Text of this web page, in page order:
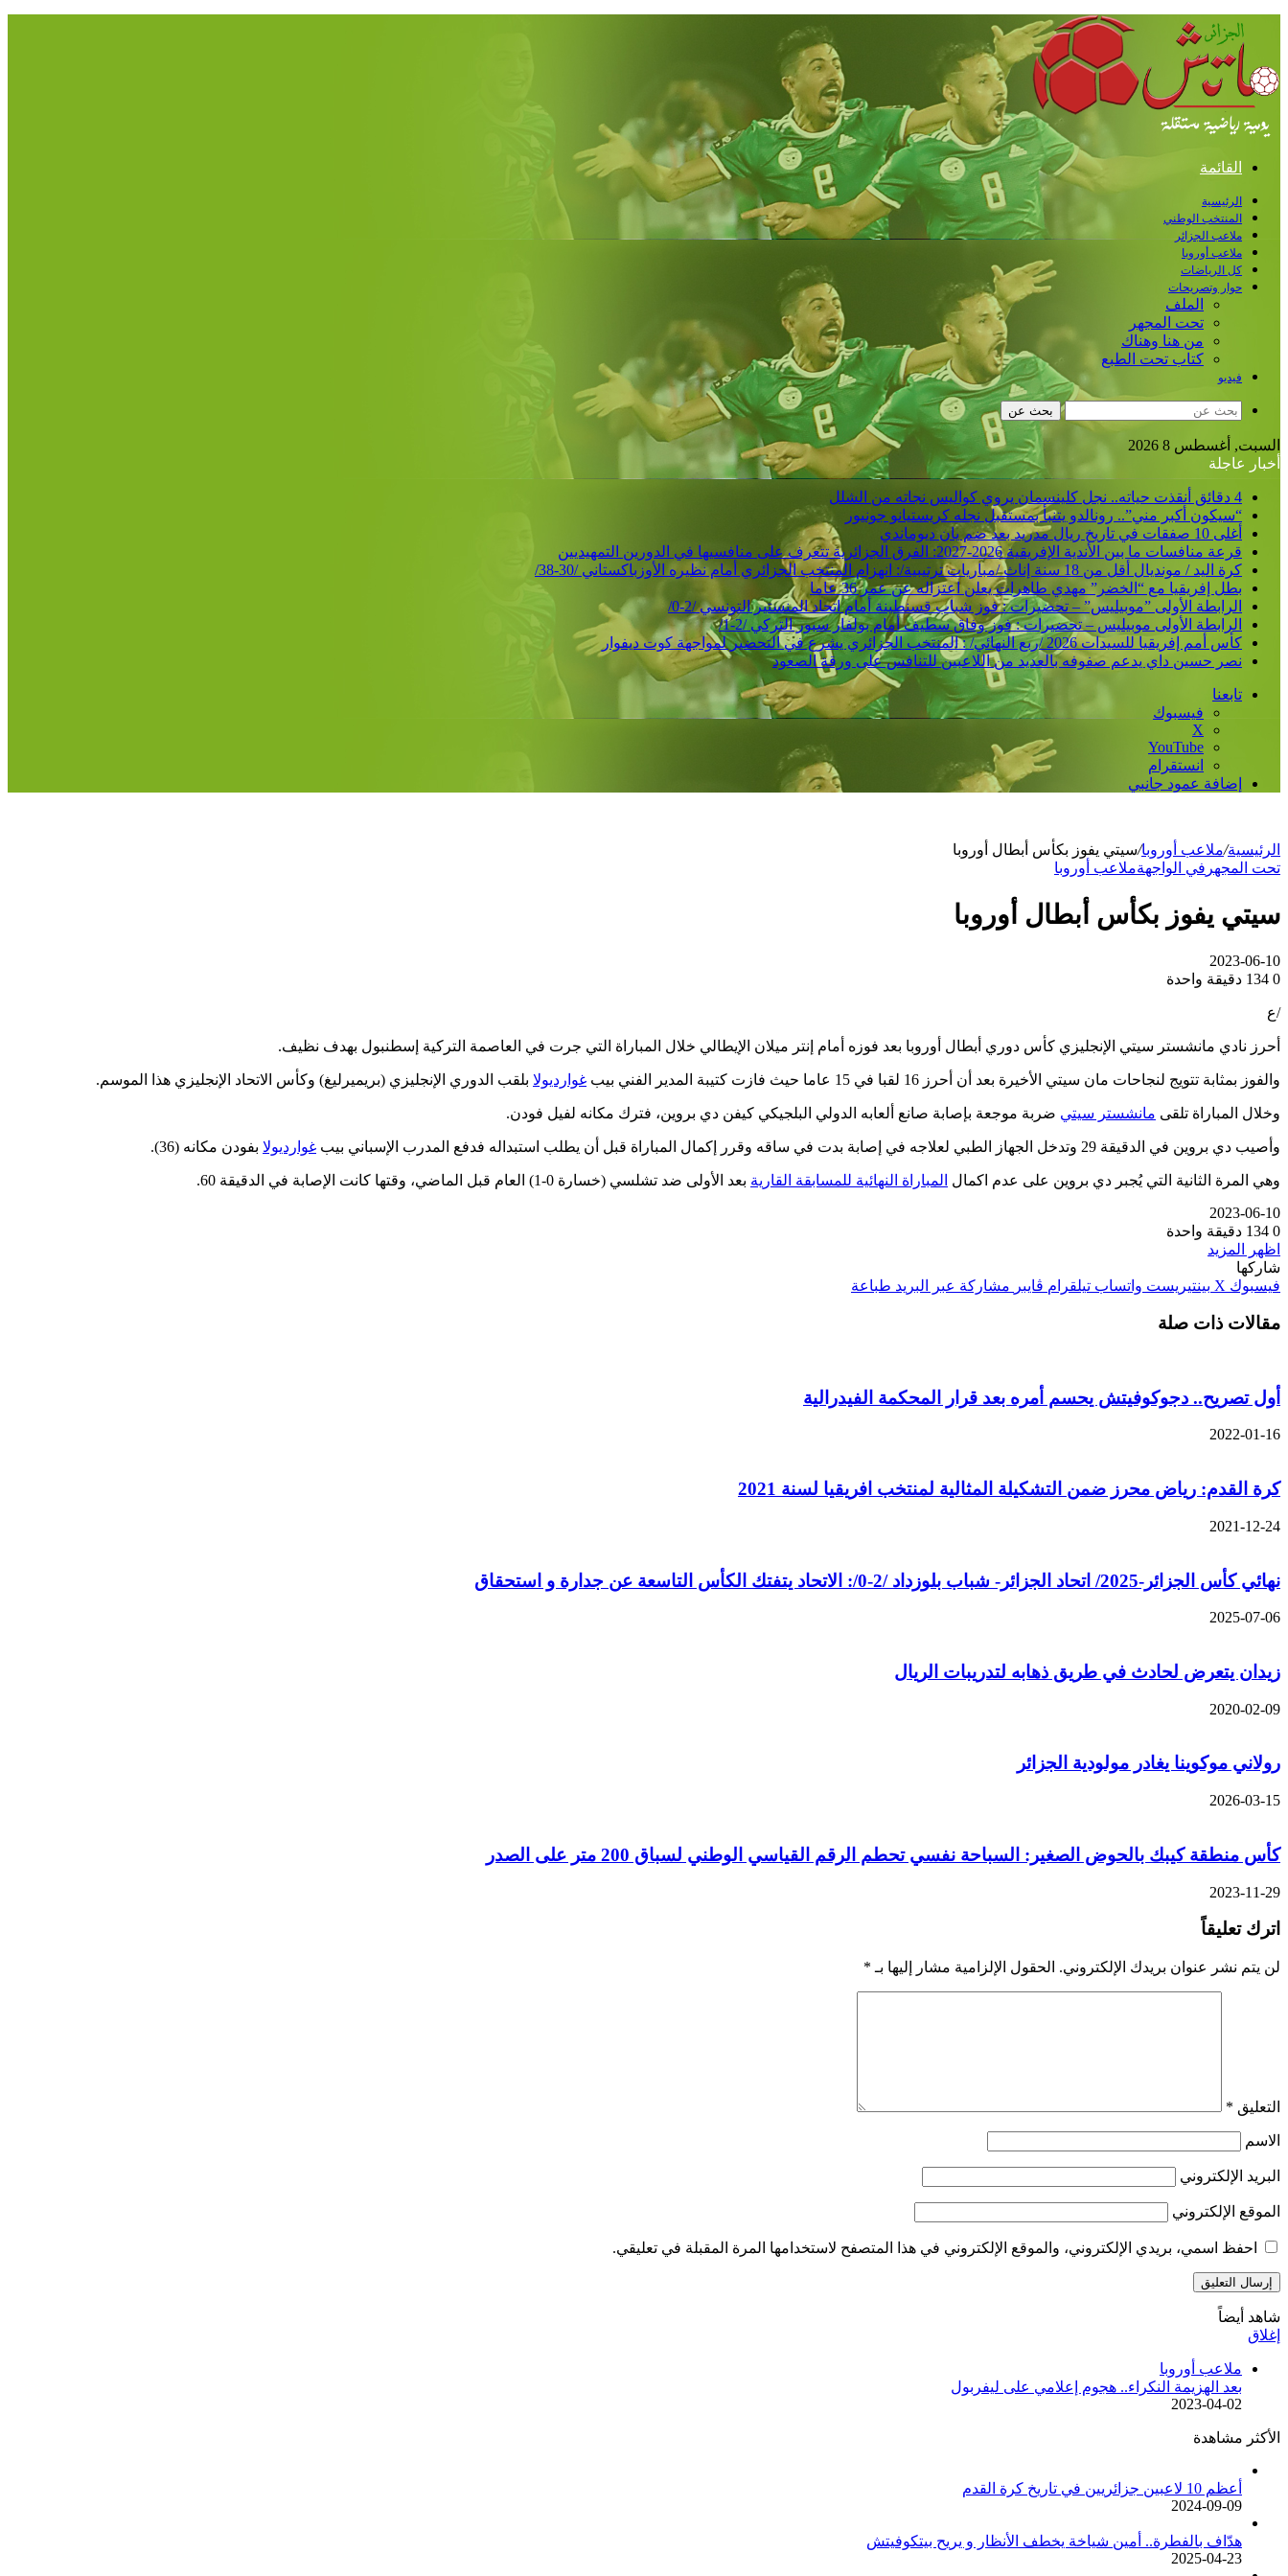
القائمة
الرئيسية
المنتخب الوطني
ملاعب الجزائر
ملاعب أوروبا
كل الرياضات
حوار وتصريحات
الملف
تحت المجهر
من هنا وهناك
كتاب تحت الطبع
فيديو
بحث عن
السبت, أغسطس 8 2026
أخبار عاجلة
4 دقائق أنقذت حياته.. نجل كلينسمان يروي كواليس نجاته من الشلل
“سيكون أكبر مني”.. رونالدو يتنبأ بمستقبل نجله كريستيانو جونيور
أغلى 10 صفقات في تاريخ ريال مدريد بعد ضم يان ديوماندي
قرعة منافسات ما بين الأندية الإفريقية 2026-2027: الفرق الجزائرية تتعرف على منافسيها في الدورين التمهيديين
كرة اليد / مونديال أقل من 18 سنة إناث /مباريات ترتيبية/: انهزام المنتخب الجزائري أمام نظيره الأوزباكستاني /30-38/
بطل إفريقيا مع “الخضر” مهدي طاهرات يعلن اعتزاله عن عمر 36 عاما
الرابطة الأولى ”موبيليس” – تحضيرات : فوز شباب قسنطينة أمام اتحاد المنستير التونسي /2-0/
الرابطة الأولى موبيليس – تحضيرات : فوز وفاق سطيف أمام بولفار سبور التركي /2-1/
كأس أمم إفريقيا للسيدات 2026 /ربع النهائي/ : المنتخب الجزائري يشرع في التحضير لمواجهة كوت ديفوار
نصر حسين داي يدعم صفوفه بالعديد من اللاعبين للتنافس على ورقة الصعود
تابعنا
فيسبوك
‫X
‫YouTube
انستقرام
إضافة عمود جانبي
الرئيسية/ملاعب أوروبا/سيتي يفوز بكأس أبطال أوروبا
تحت المجهر في الواجهةملاعب أوروبا
سيتي يفوز بكأس أبطال أوروبا
2023-06-10
0
دقيقة واحدة
/ع
أحرز نادي مانشستر سيتي الإنجليزي كأس دوري أبطال أوروبا بعد فوزه أمام إنتر ميلان الإيطالي خلال المباراة التي جرت في العاصمة التركية إسطنبول بهدف نظيف.
والفوز بمثابة تتويج لنجاحات مان سيتي الأخيرة بعد أن أحرز 16 لقبا في 15 عاما حيث فازت كتيبة المدير الفني بيب غوارديولا بلقب الدوري الإنجليزي (بريميرليغ) وكأس الاتحاد الإنجليزي هذا الموسم.
وخلال المباراة تلقى مانشستر سيتي ضربة موجعة بإصابة صانع ألعابه الدولي البلجيكي كيفن دي بروين، فترك مكانه لفيل فودن.
وأصيب دي بروين في الدقيقة 29 وتدخل الجهاز الطبي لعلاجه في إصابة بدت في ساقه وقرر إكمال المباراة قبل أن يطلب استبداله فدفع المدرب الإسباني بيب غوارديولا بفودن مكانه (36).
وهي المرة الثانية التي يُجبر دي بروين على عدم اكمال المباراة النهائية للمسابقة القارية بعد الأولى ضد تشلسي (خسارة 0-1) العام قبل الماضي، وقتها كانت الإصابة في الدقيقة 60.
2023-06-10
0
دقيقة واحدة
اظهر المزيد
شاركها
فيسبوك ‫X بينتيريست واتساب تيلقرام ڤايبر مشاركة عبر البريد طباعة
مقالات ذات صلة
أول تصريح.. دجوكوفيتش يحسم أمره بعد قرار المحكمة الفيدرالية
2022-01-16
كرة القدم: رياض محرز ضمن التشكيلة المثالية لمنتخب افريقيا لسنة 2021
2021-12-24
نهائي كأس الجزائر-2025/ اتحاد الجزائر- شباب بلوزداد /2-0/: الاتحاد يتفتك الكأس التاسعة عن جدارة و استحقاق
2025-07-06
زيدان يتعرض لحادث في طريق ذهابه لتدريبات الريال
2020-02-09
رولاني موكوينا يغادر مولودية الجزائر
2026-03-15
كأس منطقة كيبك بالحوض الصغير: السباحة نفسي تحطم الرقم القياسي الوطني لسباق 200 متر على الصدر
2023-11-29
اترك تعليقاً
لن يتم نشر عنوان بريدك الإلكتروني. الحقول الإلزامية مشار إليها بـ *
التعليق *
الاسم
البريد الإلكتروني
الموقع الإلكتروني
احفظ اسمي، بريدي الإلكتروني، والموقع الإلكتروني في هذا المتصفح لاستخدامها المرة المقبلة في تعليقي.
شاهد أيضاً
إغلاق
ملاعب أوروبا
بعد الهزيمة النكراء.. هجوم إعلامي على ليفربول
2023-04-02
الأكثر مشاهدة
أعظم 10 لاعبين جزائريين في تاريخ كرة القدم
2024-09-09
هدّاف بالفطرة.. أمين شياخة يخطف الأنظار و يريح بيتكوفيتش
2025-04-23